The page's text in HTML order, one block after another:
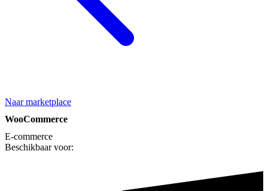
Naar marketplace
WooCommerce
E-commerce
Beschikbaar voor: